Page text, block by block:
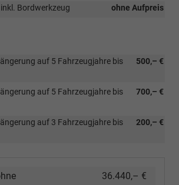
ohne Aufpreis
Bordwerkzeug
500,– €
auf 5 Fahrzeugjahre bis
700,– €
auf 5 Fahrzeugjahre bis
200,– €
auf 3 Fahrzeugjahre bis
36.440,– €